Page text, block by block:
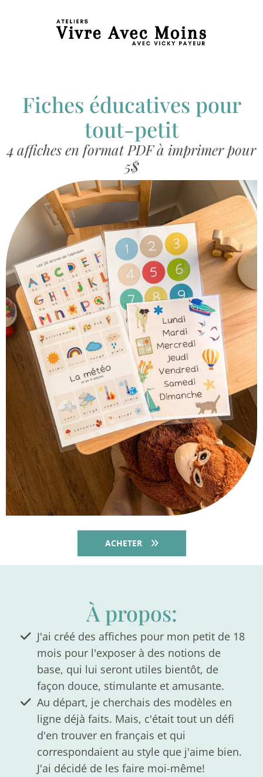
Fiches éducatives pour
tout-petit
4 affiches en format PDF à imprimer pour
5$
ACHETER
À propos:
J'ai créé des affiches pour mon petit de 18
mois pour l'exposer à des notions de
base, qui lui seront utiles bientôt, de
façon douce, stimulante et amusante.
Au départ, je cherchais des modèles en
ligne déjà faits. Mais, c'était tout un défi
d'en trouver en français et qui
correspondaient au style que j'aime bien.
J'ai décidé de les faire moi-même!